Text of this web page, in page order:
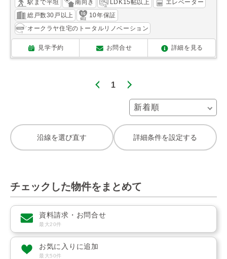
駅まで平坦 南向き LDK15帖以上
エレベーター
総戸数30戸以上
10年保証
オークラヤ住宅のトータルリノベーション
見学予約 お問合せ 詳細を見る
1
沿線を選び直す 詳細条件を設定する
チェックした物件をまとめて
資料請求・お問合せ
最大20件
お気に入りに追加
最大50件